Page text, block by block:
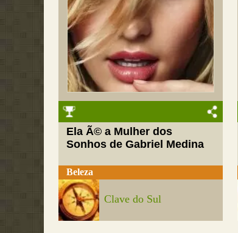
Ela Ã© a Mulher dos
Sonhos de Gabriel Medina
Beleza
Clave do Sul